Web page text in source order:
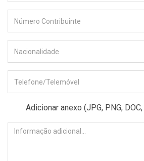
Adicionar anexo (JPG, PNG,